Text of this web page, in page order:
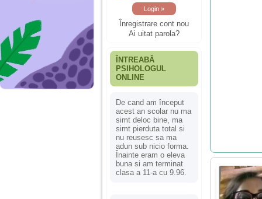
Înregistrare cont nou
Ai uitat parola?
ÎNTREABĂ
PSIHOLOGUL
ONLINE
De cand am început
acest an scolar nu ma
simt deloc bine, ma
simt pierduta total si
nu reusesc sa ma
adun sub nicio forma.
Înainte eram o eleva
buna si am terminat
clasa a 11-a cu 9.96.